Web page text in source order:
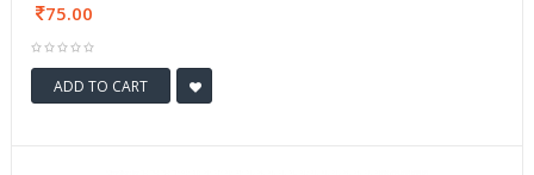
75.00
ADD TO CART